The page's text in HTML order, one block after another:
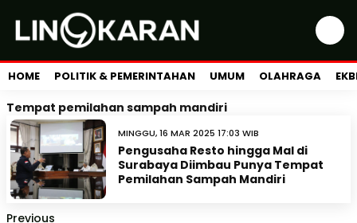
HOME POLITIK & PEMERINTAHAN UMUM OLAHRAGA
Tempat pemilahan sampah mandiri
MINGGU, 16 MAR 2025 17:03 WIB
Pengusaha Resto hingga Mal di
Surabaya Diimbau Punya Tempat
Pemilahan Sampah Mandiri
Previous